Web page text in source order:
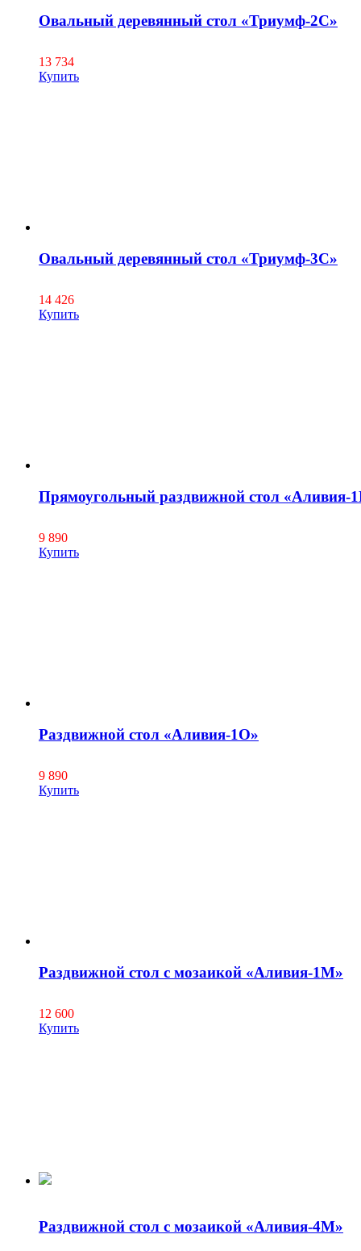
Овальный деревянный стол «Триумф-2C»
13 734
Купить
Овальный деревянный стол «Триумф-3C»
14 426
Купить
Прямоугольный раздвижной стол «Аливия-
9 890
Купить
Раздвижной стол «Аливия-1О»
9 890
Купить
Раздвижной стол с мозаикой «Аливия-1М»
12 600
Купить
Раздвижной стол с мозаикой «Аливия-4М»